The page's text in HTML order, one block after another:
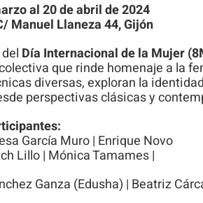
al 20 de abril de 2024
Manuel Llaneza 44, Gijón
Día Internacional de la Mujer
que rinde homenaje a la
diversas, exploran la
perspectivas clásicas y
García Muro | Enrique Novo
Lillo | Mónica Tamames |
Ganza (Edusha) | Beatriz